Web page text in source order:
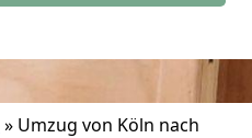
» Umzug von Köln nach